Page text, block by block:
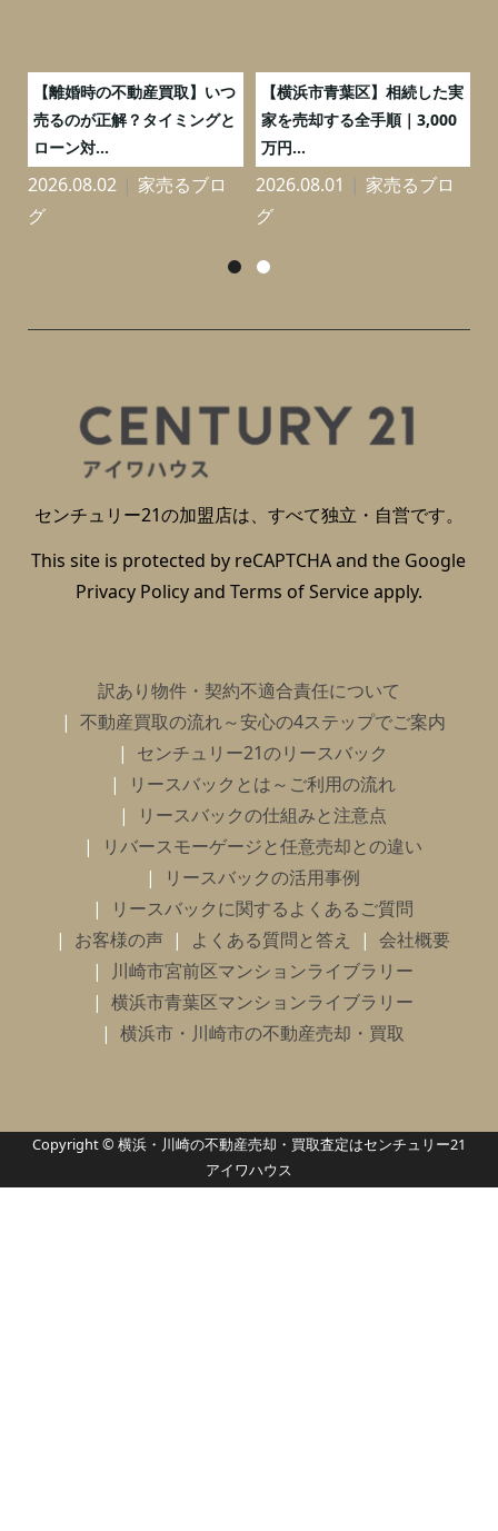
【離婚時の不動産買取】いつ
売るのが正解？タイミングと
ローン対...
2026.08.02
家売るブロ
グ
【横浜市青葉区】相続した実
家を売却する全手順｜3,000
万円...
2026.08.01
家売るブロ
グ
センチュリー21の加盟店は、すべて独立・自営です。
This site is protected by reCAPTCHA and the Google
Privacy Policyand Terms of Serviceapply.
訳あり物件・契約不適合責任について
不動産買取の流れ～安心の4ステップでご案内
センチュリー21のリースバック
リースバックとは～ご利用の流れ
リースバックの仕組みと注意点
リバースモーゲージと任意売却との違い
リースバックの活用事例
リースバックに関するよくあるご質問
お客様の声
よくある質問と答え
会社概要
川崎市宮前区マンションライブラリー
横浜市青葉区マンションライブラリー
横浜市・川崎市の不動産売却・買取
Copyright © 横浜・川崎の不動産売却・買取査定はセンチュリー21
アイワハウス